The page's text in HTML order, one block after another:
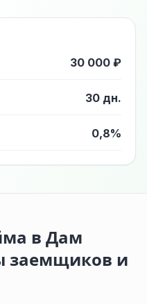
30 000 ₽
30 дн.
0,8%
в Дам
заемщиков и